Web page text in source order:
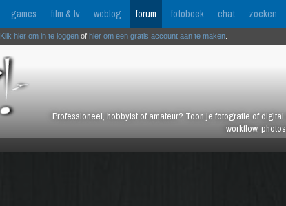
games film & tv weblog forum fotoboek chat zoeken
Professioneel, hobbyist of amateur? Toon je fotografie of
workflow,
Klik hier om in te loggen of hier om een gratis account aan te maken